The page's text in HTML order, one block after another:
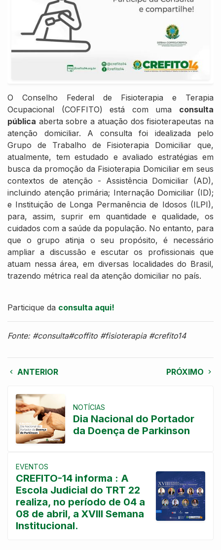
O Conselho Federal de Fisioterapia e Terapia
Ocupacional (COFFITO) está com uma consulta
pública aberta sobre a atuação dos fisioterapeutas na
atenção domiciliar. A consulta foi idealizada pelo
Grupo de Trabalho de Fisioterapia Domiciliar que,
atualmente, tem estudado e avaliado estratégias em
busca da promoção da Fisioterapia Domiciliar em seus
contextos de atenção - Assistência Domiciliar (AD),
incluindo atenção primária; Internação Domiciliar (ID);
e Instituição de Longa Permanência de Idosos (ILPI),
para, assim, suprir em quantidade e qualidade, os
cuidados com a saúde da população. No entanto, para
que o grupo atinja o seu propósito, é necessário
ampliar a discussão e escutar os profissionais que
atuam nessa área, em diversas localidades do Brasil,
trazendo métrica real da atenção domiciliar no país.
Particique da consulta aqui!
Fonte: #consulta#coffito #fisioterapia #crefito14
ANTERIOR PRÓXIMO
NOTÍCIAS
Dia Nacional do Portador
da Doença de Parkinson
EVENTOS
CREFITO-14 informa : A
Escola Judicial do TRT 22
realiza, no período de 04 a
08 de abril, a XVIII Semana
Institucional.